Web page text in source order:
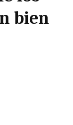
bien